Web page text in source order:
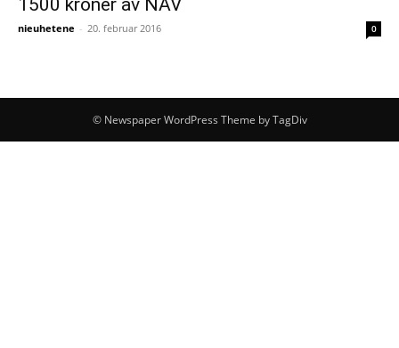
nieuhetene - 20. februar 2016 0
© Newspaper WordPress Theme by TagDiv